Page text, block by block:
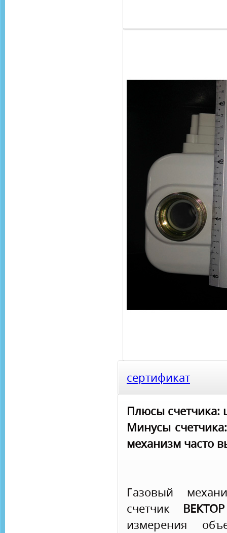
сертификат
Плюсы счетчика:
Минусы
механизм часто
Газовый
счетчик
измерения